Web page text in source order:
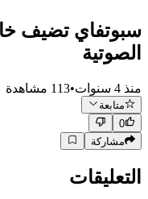
سبوتفاي تضيف
الصوتية
منذ 4 سنوات •
113 مشاهدة
متابعة
0
مشاركة
التعليقات